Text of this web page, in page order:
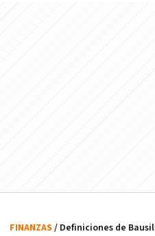
FINANZAS / Definiciones de